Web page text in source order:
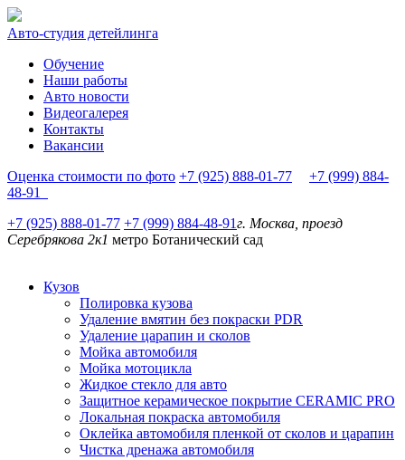
Авто-студия детейлинга
Обучение
Наши работы
Авто новости
Видеогалерея
Контакты
Вакансии
Оценка стоимости по фото +7 (925) 888-01-77
+7 (999) 884-
48-91
+7 (925) 888-01-77 +7 (999) 884-48-91г. Москва, проезд
Серебрякова 2к1 метро Ботанический сад
Кузов
Полировка кузова
Удаление вмятин без покраски PDR
Удаление царапин и сколов
Мойка автомобиля
Мойка мотоцикла
Жидкое стекло для авто
Защитное керамическое покрытие CERAMIC PRO
Локальная покраска автомобиля
Оклейка автомобиля пленкой от сколов и царапин
Чистка дренажа автомобиля